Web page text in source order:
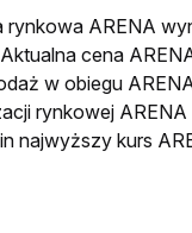
rynkowa ARENA
cena
w obiegu
rynkowej
najwyższy kurs